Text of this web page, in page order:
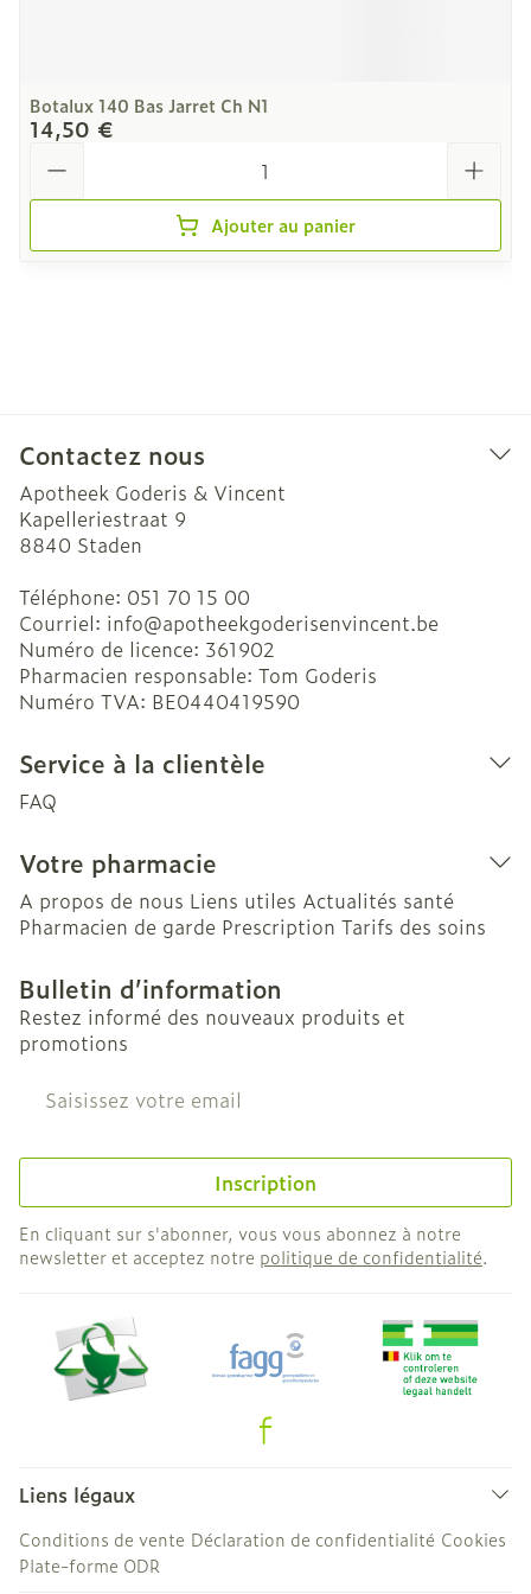
Botalux 140 Bas Jarret Ch N1
14,50 €
Ajouter au panier
Contactez nous
Apotheek Goderis & Vincent
Kapelleriestraat 9
8840 Staden
Téléphone: 051 70 15 00
Courriel: info@apotheekgoderisenvincent.be
Numéro de licence: 361902
Pharmacien responsable: Tom Goderis
Numéro TVA: BE0440419590
Service à la clientèle
FAQ
Votre pharmacie
A propos de nous Liens utiles Actualités santé
Pharmacien de garde Prescription Tarifs des soins
Bulletin d’information
Restez informé des nouveaux produits et
promotions
Adresse mail
Inscription
En cliquant sur s'abonner, vous vous abonnez à notre
newsletter et acceptez notre politique de confidentialité.
Liens légaux
Conditions de vente Déclaration de confidentialité Cookies
Plate-forme ODR